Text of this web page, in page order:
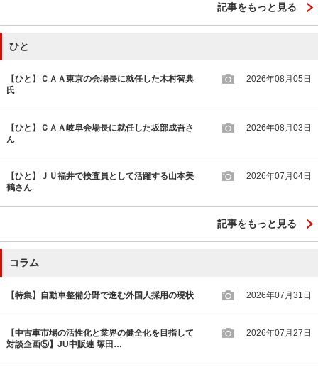
記事をもっと見る
ひと
【ひと】ＣＡＡ東京の会場長に就任した木村智典
氏
2026年08月05日
【ひと】ＣＡＡ岐阜会場長に就任した坂部成吾さ
ん
2026年08月03日
【ひと】ＪＵ福井で検査員として活躍する山本美
鶴さん
2026年07月04日
記事をもっと見る
コラム
【特集】自動車整備分野で進む外国人採用の現状 2026年07月31日
【中古車市場の活性化と業界の健全化を目指して
対談企画⑤】JU中販連 塚田…
2026年07月27日